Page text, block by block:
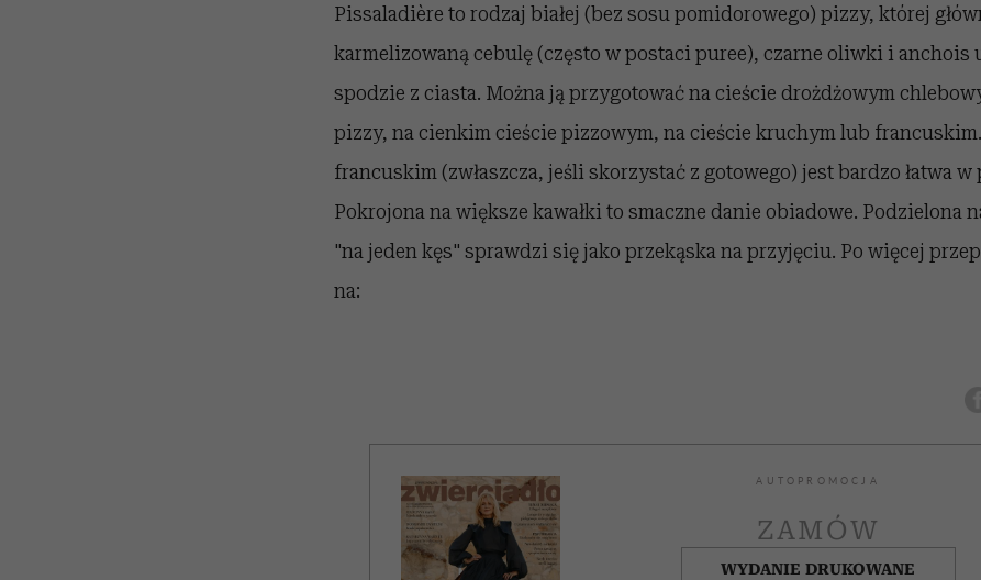
Pissaladière to rodzaj białej (bez sosu pomidorowego) pizzy, której
karmelizowaną cebulę (często w postaci puree), czarne oliwki i anchois
spodzie z ciasta. Można ją przygotować na cieście drożdżowym
pizzy, na cienkim cieście pizzowym, na cieście kruchym lub
francuskim (zwłaszcza, jeśli skorzystać z gotowego) jest bardzo łatwa
Pokrojona na większe kawałki to smaczne danie obiadowe. Podzielona
"na jeden kęs" sprawdzi się jako przekąska na przyjęciu. Po więcej
na:
AUTOPROMOCJA
ZAMÓW
WYDANIE DRUKOWANE